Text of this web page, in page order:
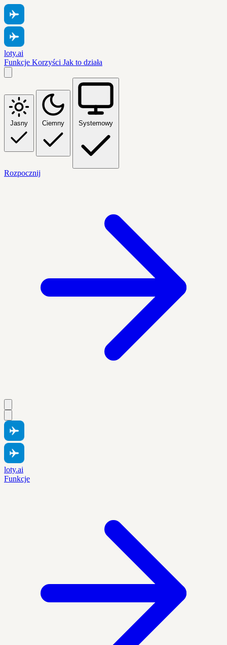
loty.ai
Funkcje Korzyści Jak to działa
Jasny Ciemny Systemowy
Rozpocznij
loty.ai
Funkcje